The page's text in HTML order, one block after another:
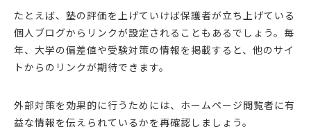
たとえば、塾の評価を上げていけば保護者が立ち上げている
個人ブログからリンクが設定されることもあるでしょう。毎
年、大学の偏差値や受験対策の情報を掲載すると、他のサイ
トからのリンクが期待できます。
外部対策を効果的に行うためには、ホームページ閲覧者に有
益な情報を伝えられているかを再確認しましょう。